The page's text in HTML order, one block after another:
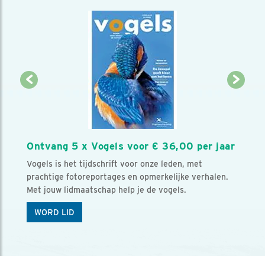
Ontvang 5 x Vogels voor € 36,00 per jaar
Vogels is het tijdschrift voor onze leden, met
prachtige fotoreportages en opmerkelijke verhalen.
Met jouw lidmaatschap help je de vogels.
WORD LID